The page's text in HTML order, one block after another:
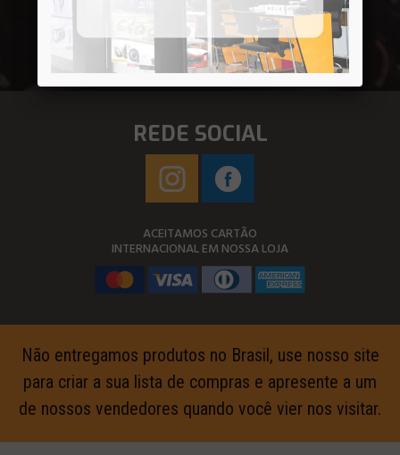
REDE SOCIAL
ACEITAMOS CARTÃO
INTERNACIONAL EM NOSSA LOJA
Não entregamos produtos no Brasil, use nosso site
para criar a sua lista de compras e apresente a um
de nossos vendedores quando você vier nos visitar.